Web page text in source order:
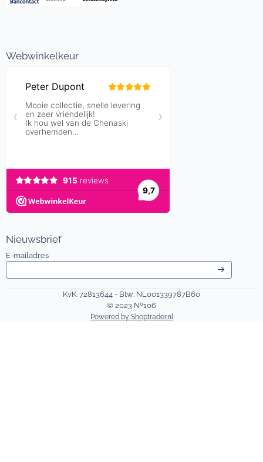
Webwinkelkeur
Nieuwsbrief
E-mailadresVul je e-mailadres in voor de nieuwsbrief
KvK: 72813644 - Btw: NL001339787B60
© 2023 Nº106
Powered by Shoptrader.nl